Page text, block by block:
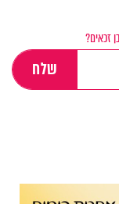
זכאים?